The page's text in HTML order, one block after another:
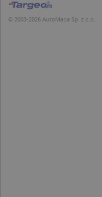
© 2003-2026 AutoMapa Sp. z o.o.
Niezbędne pliki
podstawowych
jak logowanie
Bez niezbędnych
prawidłowo